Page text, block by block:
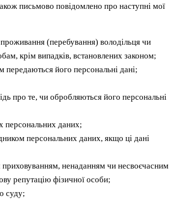
письмово повідомлено про наступні мої
(перебування) володільця чи
крім випадків, встановлених законом;
його персональні дані;
про те, чи обробляються його персональні
персональних даних;
персональних даних, якщо ці дані
приховуванням, ненаданням чи несвоєчасним
репутацію фізичної особи;
суду;